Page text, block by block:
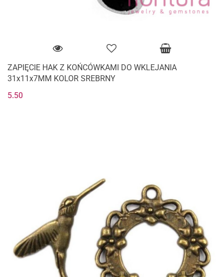
ZAPIĘCIE HAK Z KOŃCÓWKAMI DO WKLEJANIA
31x11x7MM KOLOR SREBRNY
5.50